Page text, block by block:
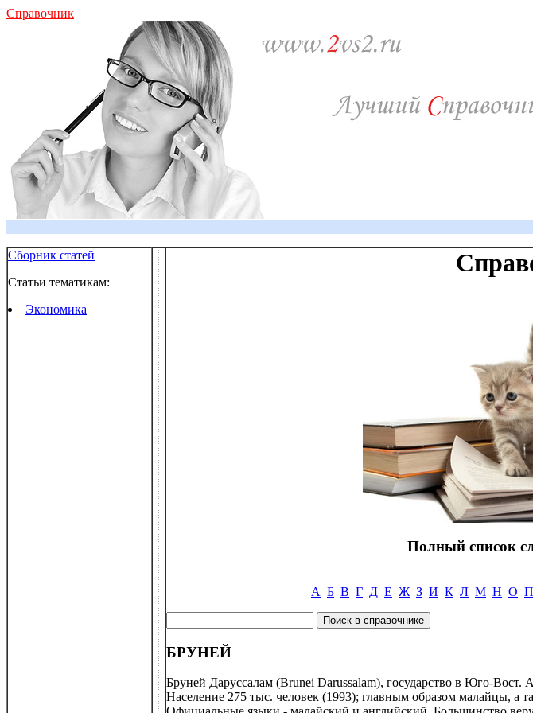
Справочник
Сборник статей
Статьи тематикам:
Экономика
Полный список
А Б В Г Д Е Ж З И К Л М Н О П
БРУНЕЙ
Бруней Даруссалам (Brunei Darussalam), государство в Юго-
Население 275 тыс. человек (1993); главным образом малайцы, а